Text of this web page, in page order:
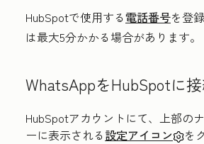
HubSpotで使用する電話番号を登
は最大5分かかる場合があります。
WhatsAppをHubSpotに
HubSpotアカウントにて、上部の
ーに表示される設定アイコン
を